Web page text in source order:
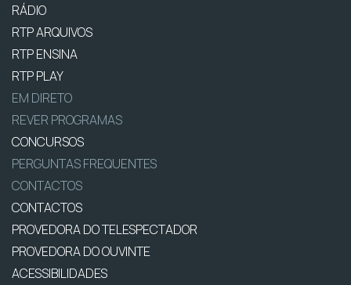
RÁDIO
RTP ARQUIVOS
RTP ENSINA
RTP PLAY
EM DIRETO
REVER PROGRAMAS
CONCURSOS
PERGUNTAS FREQUENTES
CONTACTOS
CONTACTOS
PROVEDORA DO TELESPECTADOR
PROVEDORA DO OUVINTE
ACESSIBILIDADES